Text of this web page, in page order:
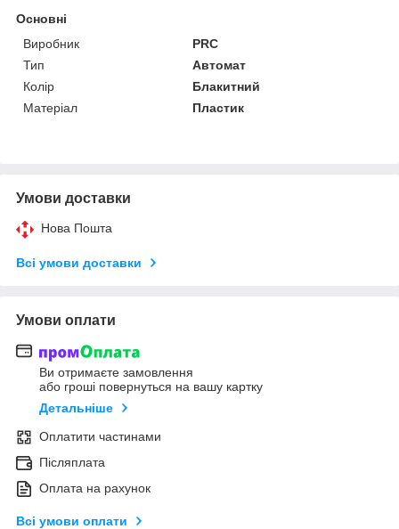
Основні
Виробник
PRC
Тип
Автомат
Колір
Блакитний
Матеріал
Пластик
Умови доставки
Нова Пошта
Всі умови доставки
Умови оплати
Ви отримаєте замовлення
або гроші повернуться на вашу картку
Детальніше
Оплатити частинами
Післяплата
Оплата на рахунок
Всі умови оплати